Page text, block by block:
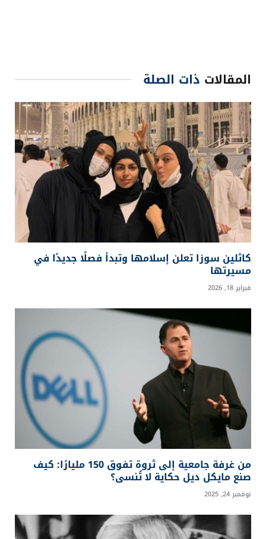
المقالات ذات الصلة
كاثلين سوزا تعلن إسلامها وتبدأ فصلًا جديدًا في
مسيرتها
فبراير 18, 2026
من غرفة جامعية إلى ثروة تفوق 150 مليارًا: كيف
صنع مايكل ديل حكاية لا تُنسى؟
نوفمبر 24, 2025